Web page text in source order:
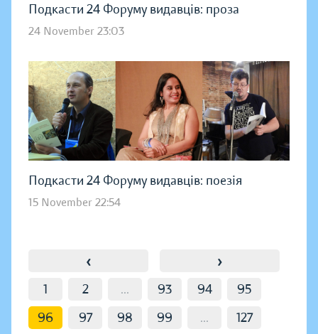
Подкасти 24 Форуму видавців: проза
24 November 23:03
Подкасти 24 Форуму видавців: поезія
15 November 22:54
‹
1 2 ... 93 94
95
96
97 98 99 ...
127
›